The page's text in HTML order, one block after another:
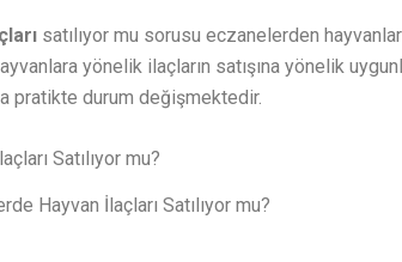
satılıyor mu sorusu eczanelerden
yönelik ilaçların satışına yönelik
pratikte durum değişmektedir.
Hayvan İlaçları Satılıyor mu?